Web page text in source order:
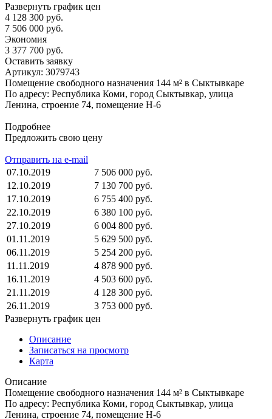
Развернуть график цен
4 128 300 руб.
7 506 000 руб.
Экономия
3 377 700 руб.
Оставить заявку
Артикул: 3079743
Помещение свободного назначения 144 м² в Сыктывкаре
По адресу: Республика Коми, город Сыктывкар, улица
Ленина, строение 74, помещение Н-6
Подробнее
Предложить свою цену
Отправить на e-mail
07.10.2019
7 506 000 руб.
12.10.2019
7 130 700 руб.
17.10.2019
6 755 400 руб.
22.10.2019
6 380 100 руб.
27.10.2019
6 004 800 руб.
01.11.2019
5 629 500 руб.
06.11.2019
5 254 200 руб.
11.11.2019
4 878 900 руб.
16.11.2019
4 503 600 руб.
21.11.2019
4 128 300 руб.
26.11.2019
3 753 000 руб.
Развернуть график цен
Описание
Записаться на просмотр
Карта
Описание
Помещение свободного назначения 144 м² в Сыктывкаре
По адресу: Республика Коми, город Сыктывкар, улица
Ленина, строение 74, помещение Н-6